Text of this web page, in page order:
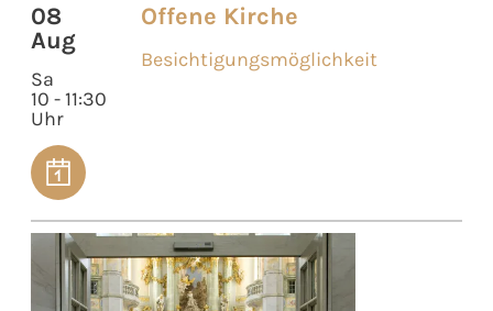
08
Aug
Sa
10 - 11:30
Uhr
Offene Kirche
Besichtigungsmöglichkeit